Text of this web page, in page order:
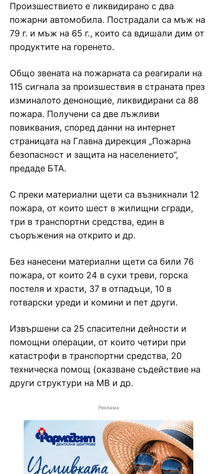
Произшествието е ликвидирано с два
пожарни автомобила. Пострадали са мъж на
79 г. и мъж на 65 г., които са вдишали дим от
продуктите на горенето.
Общо звената на пожарната са реагирали на
115 сигнала за произшествия в страната през
изминалото денонощие, ликвидирани са 88
пожара. Получени са две лъжливи
повиквания, според данни на интернет
страницата на Главна дирекция „Пожарна
безопасност и защита на населението“,
предаде БТА.
С преки материални щети са възникнали 12
пожара, от които шест в жилищни сгради,
три в транспортни средства, един в
съоръжения на открито и др.
Без нанесени материални щети са били 76
пожара, от които 24 в сухи треви, горска
постеля и храсти, 37 в отпадъци, 10 в
готварски уреди и комини и пет други.
Извършени са 25 спасителни дейности и
помощни операции, от които четири при
катастрофи в транспортни средства, 20
техническа помощ (оказване съдействие на
други структури на МВ и др.
Реклама